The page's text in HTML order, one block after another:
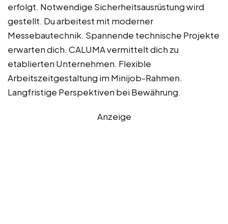
erfolgt. Notwendige Sicherheitsausrüstung wird
gestellt. Du arbeitest mit moderner
Messebautechnik. Spannende technische Projekte
erwarten dich. CALUMA vermittelt dich zu
etablierten Unternehmen. Flexible
Arbeitszeitgestaltung im Minijob-Rahmen.
Langfristige Perspektiven bei Bewährung.
Anzeige